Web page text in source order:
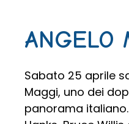
ANGELO
Sabato 25 aprile
Maggi, uno dei
panorama